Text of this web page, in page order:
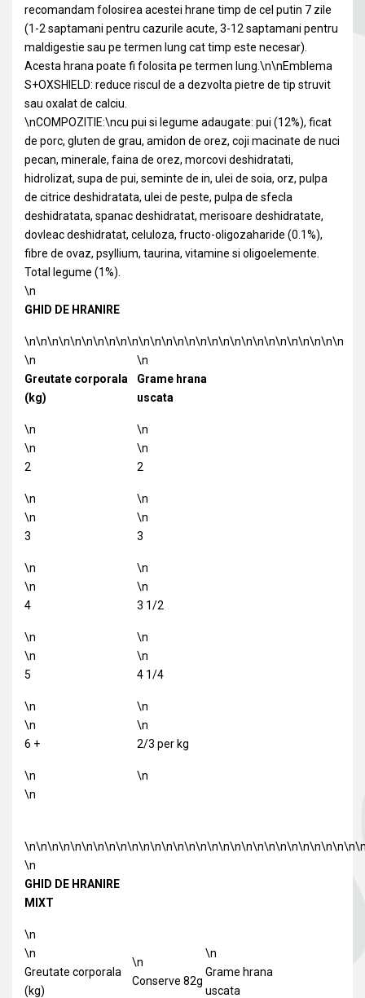
recomandam folosirea acestei hrane timp de cel putin 7 zile
(1-2 saptamani pentru cazurile acute, 3-12 saptamani pentru
maldigestie sau pe termen lung cat timp este necesar).
Acesta hrana poate fi folosita pe termen lung.\n\nEmblema
S+OXSHIELD: reduce riscul de a dezvolta pietre de tip struvit
sau oxalat de calciu.
\nCOMPOZITIE:\ncu pui si legume adaugate: pui (12%), ficat
de porc, gluten de grau, amidon de orez, coji macinate de nuci
pecan, minerale, faina de orez, morcovi deshidratati,
hidrolizat, supa de pui, seminte de in, ulei de soia, orz, pulpa
de citrice deshidratata, ulei de peste, pulpa de sfecla
deshidratata, spanac deshidratat, merisoare deshidratate,
dovleac deshidratat, celuloza, fructo-oligozaharide (0.1%),
fibre de ovaz, psyllium, taurina, vitamine si oligoelemente.
Total legume (1%).
\n
GHID DE HRANIRE
\n\n\n\n\n\n\n\n\n\n\n\n\n\n\n\n\n\n\n\n\n\n\n\n\n\n\n\n
\n
Greutate corporala
(kg)
\n
\n
Grame hrana
uscata
\n
\n
2
\n
\n
2
\n
\n
3
\n
\n
3
\n
\n
4
\n
\n
3 1/2
\n
\n
5
\n
\n
4 1/4
\n
\n
6 +
\n
\n
2/3 per kg
\n
\n
\n
GHID DE HRANIRE
MIXT
\n
\n
Greutate corporala
(kg)
\n
Conserve 82g
\n
Grame hrana
uscata